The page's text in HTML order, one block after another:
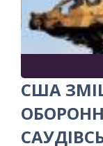
США